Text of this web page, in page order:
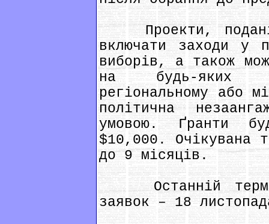
Проекти, подані
включати заходи у
виборів, а також
на будь-яких
регіональному або
політична
умовою. Ґранти
$10,000. Очікувана
до 9 місяців.
Останній термін
заявок – 18